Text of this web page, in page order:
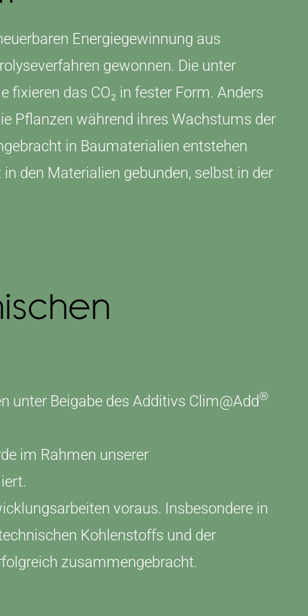
Energiegewinnung aus
gewonnen. Die unter
das CO₂ in fester Form. Anders
Pflanzen während ihres Wachstums der
in Baumaterialien entstehen
den Materialien gebunden, selbst in der
unter Beigabe des Additivs Clim@Add®
im Rahmen unserer
voraus. Insbesondere in
Kohlenstoffs und der
zusammengebracht.